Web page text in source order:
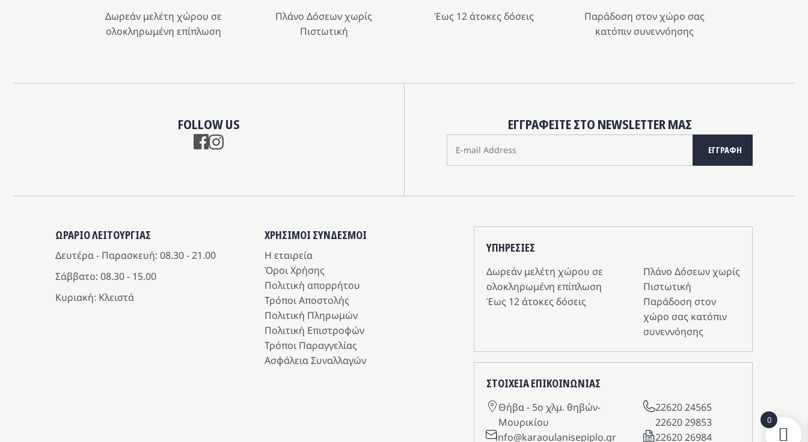
Δωρεάν μελέτη χώρου σε
ολοκληρωμένη επίπλωση
Πλάνο Δόσεων χωρίς
Πιστωτική
Έως 12 άτοκες δόσεις
Παράδοση στον χώρο σας
κατόπιν συνεννόησης
FOLLOW US
Instagram
ΕΓΓΡΑΦΕΙΤΕ ΣΤΟ NEWSLETTER ΜΑΣ
ΕΓΓΡΑΦΗ
ΩΡΑΡΙΟ ΛΕΙΤΟΥΡΓΙΑΣ
Δευτέρα - Παρασκευή: 08.30 - 21.00
Σάββατο: 08.30 - 15.00
Κυριακή: Κλειστά
ΧΡΗΣΙΜΟΙ ΣΥΝΔΕΣΜΟΙ
Η εταιρεία
Όροι Χρήσης
Πολιτική απορρήτου
Τρόποι Αποστολής
Πολιτική Πληρωμών
Πολιτική Επιστροφών
Τρόποι Παραγγελίας
Ασφάλεια Συναλλαγών
ΥΠΗΡΕΣIΕΣ
Δωρεάν μελέτη χώρου σε
ολοκληρωμένη επίπλωση
Πλάνο Δόσεων χωρίς
Πιστωτική
Έως 12 άτοκες δόσεις
Παράδοση στον
χώρο σας κατόπιν
συνεννόησης
ΣΤΟΙΧΕΙΑ ΕΠΙΚΟΙΝΩΝΙΑΣ
Θήβα - 5o χλμ. θηβών-
Μουρικίου
22620 24565
22620 29853
info@karaoulanisepiplo.gr
22620 26984
0